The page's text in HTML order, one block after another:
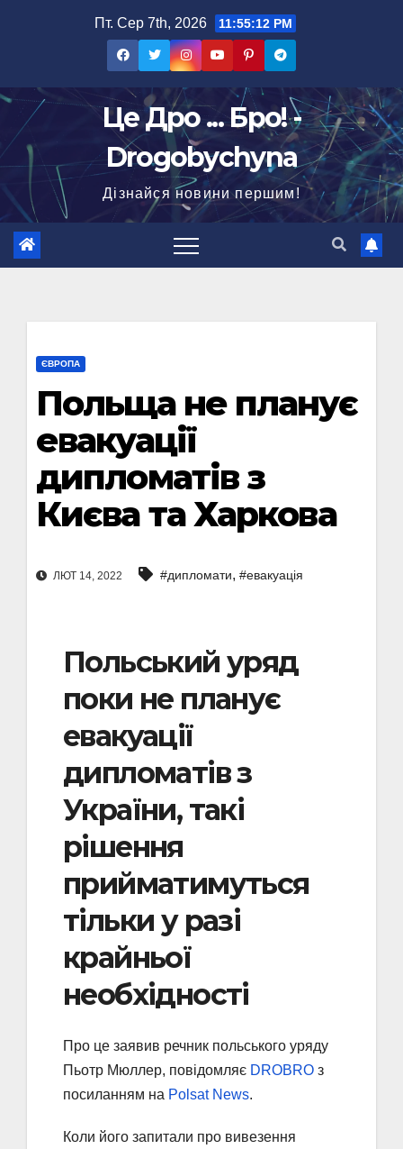
Пт. Сер 7th, 2026 11:55:12 PM
Це Дро ... Бро! -
Drogobychyna
Дізнайся новини першим!
ЄВРОПА
Польща не планує
евакуації
дипломатів з
Києва та Харкова
ЛЮТ 14, 2022 #дипломати, #евакуація
Польський уряд
поки не планує
евакуації
дипломатів з
України, такі
рішення
прийматимуться
тільки у разі
крайньої
необхідності
Про це заявив речник польського уряду
Пьотр Мюллер, повідомляє DROBRO з
посиланням на Polsat News.
Коли його запитали про вивезення